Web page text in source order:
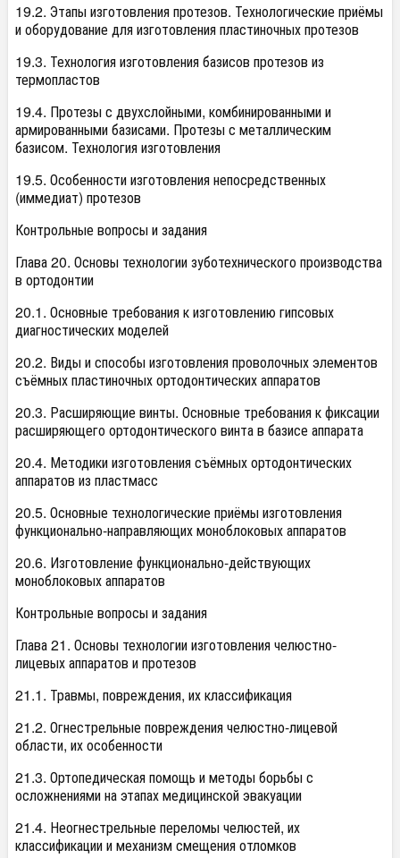
19.2. Этапы изготовления протезов. Технологические приёмы
и оборудование для изготовления пластиночных протезов
19.3. Технология изготовления базисов протезов из
термопластов
19.4. Протезы с двухслойными, комбинированными и
армированными базисами. Протезы с металлическим
базисом. Технология изготовления
19.5. Особенности изготовления непосредственных
(иммедиат) протезов
Контрольные вопросы и задания
Глава 20. Основы технологии зуботехнического производства
в ортодонтии
20.1. Основные требования к изготовлению гипсовых
диагностических моделей
20.2. Виды и способы изготовления проволочных элементов
съёмных пластиночных ортодонтических аппаратов
20.3. Расширяющие винты. Основные требования к фиксации
расширяющего ортодонтического винта в базисе аппарата
20.4. Методики изготовления съёмных ортодонтических
аппаратов из пластмасс
20.5. Основные технологические приёмы изготовления
функционально-направляющих моноблоковых аппаратов
20.6. Изготовление функционально-действующих
моноблоковых аппаратов
Контрольные вопросы и задания
Глава 21. Основы технологии изготовления челюстно-
лицевых аппаратов и протезов
21.1. Травмы, повреждения, их классификация
21.2. Огнестрельные повреждения челюстно-лицевой
области, их особенности
21.3. Ортопедическая помощь и методы борьбы с
осложнениями на этапах медицинской эвакуации
21.4. Неогнестрельные переломы челюстей, их
классификации и механизм смещения отломков